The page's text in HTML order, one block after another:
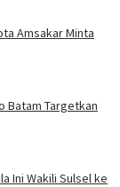
Amsakar Minta
Batam Targetkan
Ini Wakili Sulsel ke